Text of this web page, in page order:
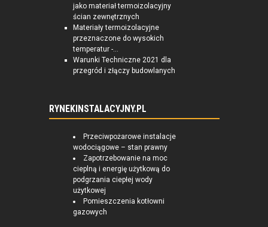
jako materiał termoizolacyjny
ścian zewnętrznych
Materiały termoizolacyjne
przeznaczone do wysokich
temperatur -...
Warunki Techniczne 2021 dla
przegród i złączy budowlanych
RYNEKINSTALACYJNY.PL
Przeciwpożarowe instalacje
wodociągowe – stan prawny
Zapotrzebowanie na moc
cieplną i energię użytkową do
podgrzania ciepłej wody
użytkowej
Pomieszczenia kotłowni
gazowych